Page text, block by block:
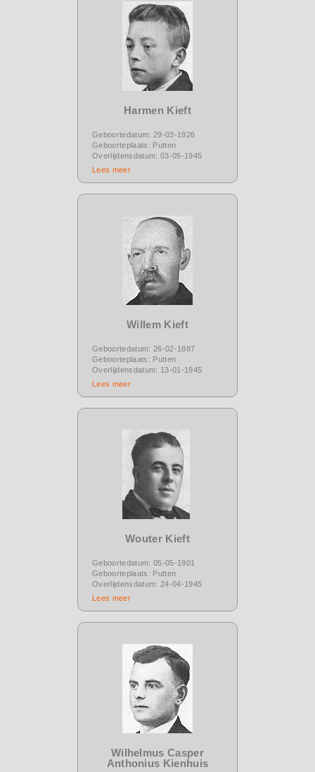
Harmen Kieft
Geboortedatum: 29-03-1926
Geboorteplaats: Putten
Overlijdensdatum: 03-05-1945
Lees meer
Willem Kieft
Geboortedatum: 26-02-1887
Geboorteplaats: Putten
Overlijdensdatum: 13-01-1945
Lees meer
Wouter Kieft
Geboortedatum: 05-05-1901
Geboorteplaats: Putten
Overlijdensdatum: 24-04-1945
Lees meer
Wilhelmus Casper
Anthonius Kienhuis